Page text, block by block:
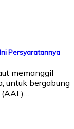
Persyaratannya
memanggil
untuk bergabung